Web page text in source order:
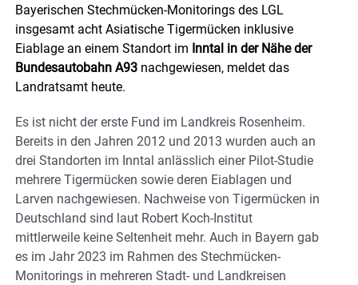
Bayerischen Stechmücken-Monitorings des LGL
insgesamt acht Asiatische Tigermücken inklusive
Eiablage an einem Standort im Inntal in der Nähe der
Bundesautobahn A93 nachgewiesen, meldet das
Landratsamt heute.
Es ist nicht der erste Fund im Landkreis Rosenheim.
Bereits in den Jahren 2012 und 2013 wurden auch an
drei Standorten im Inntal anlässlich einer Pilot-Studie
mehrere Tigermücken sowie deren Eiablagen und
Larven nachgewiesen. Nachweise von Tigermücken in
Deutschland sind laut Robert Koch-Institut
mittlerweile keine Seltenheit mehr. Auch in Bayern gab
es im Jahr 2023 im Rahmen des Stechmücken-
Monitorings in mehreren Stadt- und Landkreisen